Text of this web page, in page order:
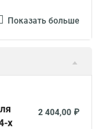
Показать больше
х
2 404,00 ₽